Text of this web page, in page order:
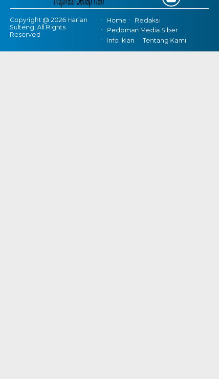
Copyright @ 2026 Harian
Sulteng, All Rights
Reserved
Home
Redaksi
Pedoman Media Siber
Info Iklan
Tentang Kami